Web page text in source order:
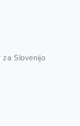
za Slovenijo